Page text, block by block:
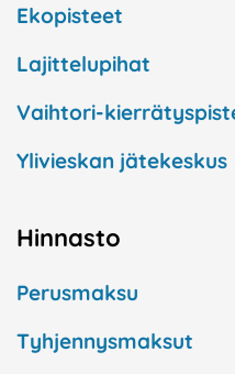
Ekopisteet
Lajittelupihat
Vaihtori-
Ylivieskan jätekeskus
Hinnasto
Perusmaksu
Tyhjennysmaksut